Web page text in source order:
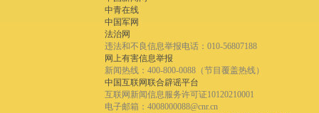
中青在线
中国军网
法治网
违法和不良信息举报电话：010-56807188
网上有害信息举报
新闻热线：400-800-0088（节目覆盖热线）
中国互联网联合辟谣平台
互联网新闻信息服务许可证10120210001
电子邮箱：4008000088@cnr.cn